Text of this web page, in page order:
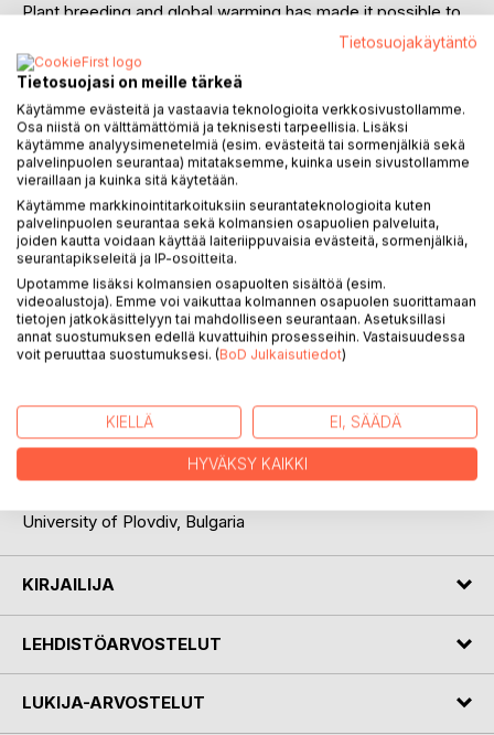
Plant breeding and global warming has made it possible to
grow adapted grape varieties in higher latitudes, north of 52
N latitude in Europe. The northernmost grape growing
occurs nowadays in the Nordic countries (Denmark,
Sweden, Norway and Finland), the Baltic countries
(Estonia, Latvia and Lithuania) and Poland. Some books
available in English quite limited discuss the influence of
climate, soil, photoperiodism, and long days during the
growing season on grape growing in these new viticulture
areas. This book does not provide direct hints on viticulture
and does not act as a "cookbook" for wine growing, but
instead explains how the current northern growth
conditions differ from the growth conditions in the
traditional viticulture countries, and what requirements they
impose northern viticulture as well as how climate change
will influence on them.
- First time I found so much climate information on one
time specifically for the vine. The work that is done is a
large volume and enriches the information on vine for
Nordic countries. Assoc. prof. Ludmil Angelov, Head of
University of Plovdiv, Bulgaria
KIRJAILIJA
LEHDISTÖARVOSTELUT
LUKIJA-ARVOSTELUT
Tietosuojakäytäntö
Tietosuojasi on meille tärkeä
Käytämme evästeitä ja vastaavia teknologioita verkkosivustollamme.
Osa niistä on välttämättömiä ja teknisesti tarpeellisia. Lisäksi
käytämme analyysimenetelmiä (esim. evästeitä tai sormenjälkiä sekä
palvelinpuolen seurantaa) mitataksemme, kuinka usein sivustollamme
vieraillaan ja kuinka sitä käytetään.
Käytämme markkinointitarkoituksiin seurantateknologioita kuten
palvelinpuolen seurantaa sekä kolmansien osapuolien palveluita,
joiden kautta voidaan käyttää laiteriippuvaisia evästeitä, sormenjälkiä,
seurantapikseleitä ja IP-osoitteita.
Upotamme lisäksi kolmansien osapuolten sisältöä (esim.
videoalustoja). Emme voi vaikuttaa kolmannen osapuolen suorittamaan
tietojen jatkokäsittelyyn tai mahdolliseen seurantaan. Asetuksillasi
annat suostumuksen edellä kuvattuihin prosesseihin. Vastaisuudessa
voit peruuttaa suostumuksesi. (BoD Julkaisutiedot)
KIELLÄ EI, SÄÄDÄ
HYVÄKSY KAIKKI